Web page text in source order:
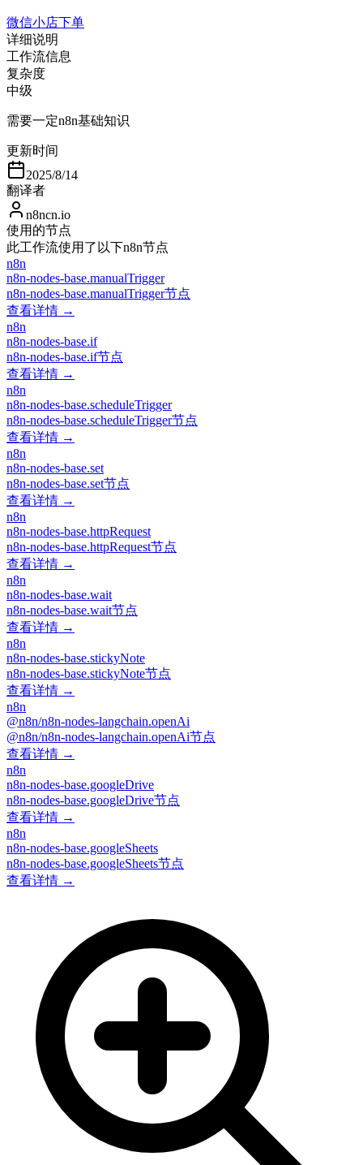
微信小店下单
详细说明
工作流信息
复杂度
中级
需要一定n8n基础知识
更新时间
2025/8/14
翻译者
n8ncn.io
使用的节点
此工作流使用了以下n8n节点
n8n
n8n-nodes-base.manualTrigger
n8n-nodes-base.manualTrigger节点
查看详情 →
n8n
n8n-nodes-base.if
n8n-nodes-base.if节点
查看详情 →
n8n
n8n-nodes-base.scheduleTrigger
n8n-nodes-base.scheduleTrigger节点
查看详情 →
n8n
n8n-nodes-base.set
n8n-nodes-base.set节点
查看详情 →
n8n
n8n-nodes-base.httpRequest
n8n-nodes-base.httpRequest节点
查看详情 →
n8n
n8n-nodes-base.wait
n8n-nodes-base.wait节点
查看详情 →
n8n
n8n-nodes-base.stickyNote
n8n-nodes-base.stickyNote节点
查看详情 →
n8n
@n8n/n8n-nodes-langchain.openAi
@n8n/n8n-nodes-langchain.openAi节点
查看详情 →
n8n
n8n-nodes-base.googleDrive
n8n-nodes-base.googleDrive节点
查看详情 →
n8n
n8n-nodes-base.googleSheets
n8n-nodes-base.googleSheets节点
查看详情 →